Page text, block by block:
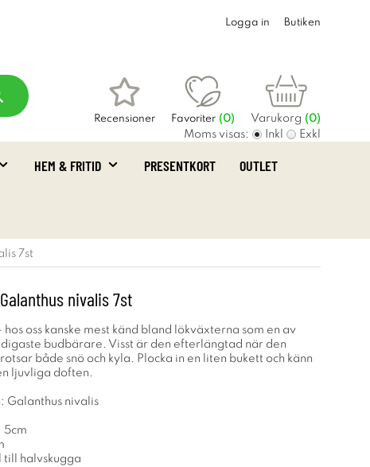
Logga in Butiken
Recensioner Favoriter (0) Varukorg (0)
Moms visas: Inkl Exkl
HEM & FRITID PRESENTKORT OUTLET
7st
nivalis 7st
oss kanske mest känd bland lökväxterna som en av
budbärare. Visst är den efterlängtad när den
både snö och kyla. Plocka in en liten bukett och känn
ljuvliga doften.
Galanthus nivalis
5cm
halvskugga